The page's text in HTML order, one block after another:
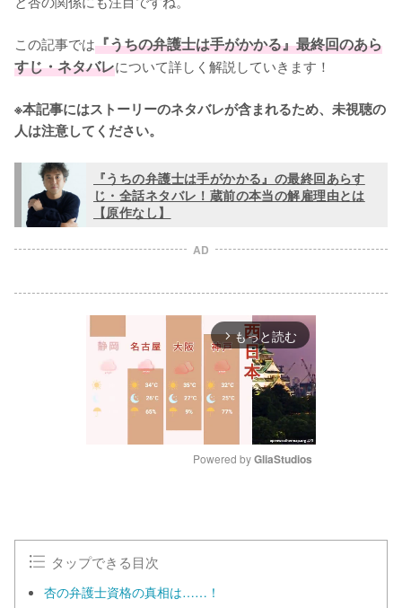
この記事では『うちの弁護士は手がかかる』最終回のあら
すじ・ネタバレについて詳しく解説していきます！
※本記事にはストーリーのネタバレが含まれるため、未視聴の
人は注意してください。
『うちの弁護士は手がかかる』の最終回あらす
じ・全話ネタバレ！蔵前の本当の解雇理由とは
【原作なし】
AD
arrow_forward_ios もっと読む
Powered by GliaStudios
タップできる目次
杏の弁護士資格の真相は……！